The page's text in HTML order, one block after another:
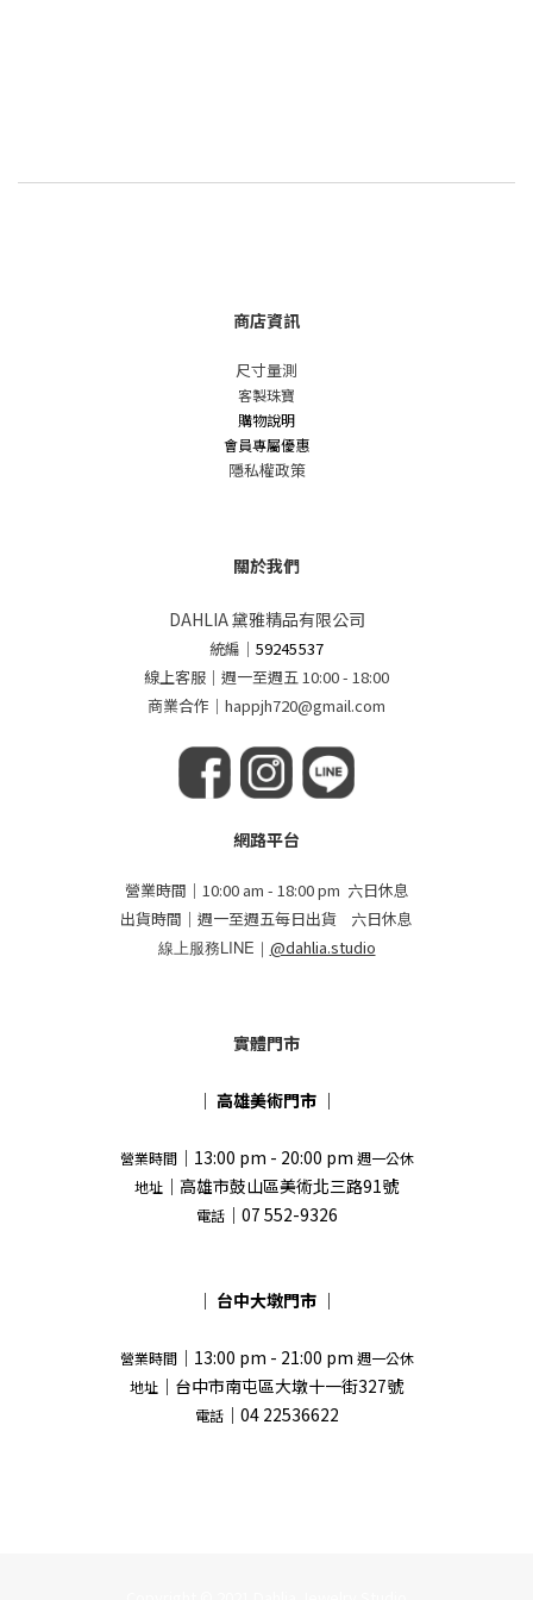
商店資訊
尺寸量測
客製珠寶
購物說明
會員專屬優惠
隱私權政策
關於我們
DAHLIA 黛雅精品有限公司
統編 ｜59245537
線上客服｜週一至週五 10:00 - 18:00
商業合作｜happjh720@gmail.com
網路平台
營業時間｜10:00 am - 18:00 pm 六日休息
出貨時間｜週一至週五每日出貨 六日休息
線上服務LINE｜ @dahlia.studio
實體門市
｜ 高雄美術門市 ｜
營業時間｜13:00 pm - 20:00 pm 週一公休
地址 ｜高雄市鼓山區美術北三路91號
電話｜07 552-9326
｜ 台中大墩門市 ｜
營業時間｜13:00 pm - 21:00 pm 週一公休
地址 ｜台中市南屯區大墩十一街327號
電話｜04 22536622